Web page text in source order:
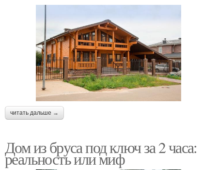
читать дальше →
Дом из бруса под ключ за 2 часа:
реальность или миф